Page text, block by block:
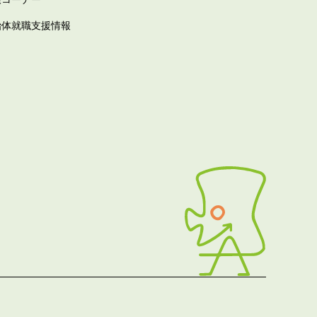
就職支援情報